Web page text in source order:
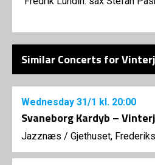
Similar Concerts for
Wednesday 31/1 kl. 20:00
Svaneborg Kardyb –
Jazznæs / Gjethuset,